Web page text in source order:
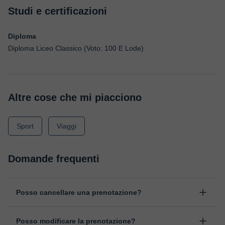
Studi e certificazioni
Diploma
Diploma Liceo Classico (Voto: 100 E Lode)
Altre cose che mi piacciono
Sport Viaggi
Domande frequenti
Posso cancellare una prenotazione?
prima della lezione, indicando il motivo della cancellazione.
Posso modificare la prenotazione?